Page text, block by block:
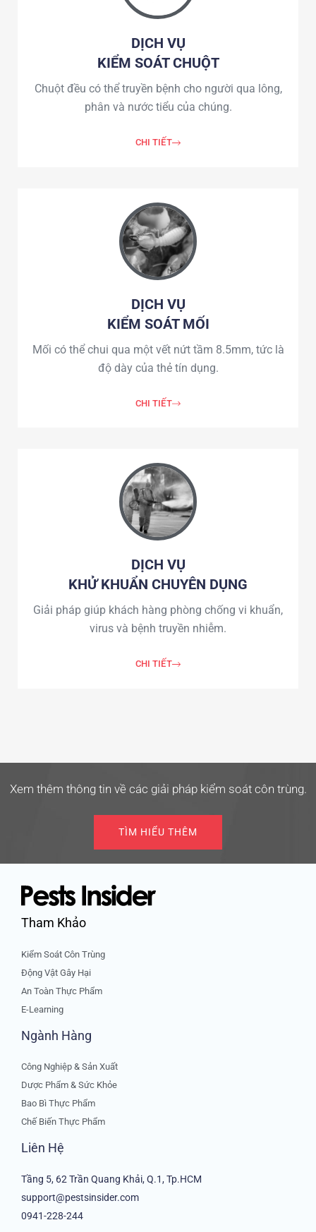
DỊCH VỤ
KIỂM SOÁT CHUỘT
Chuột đều có thể truyền bệnh cho người qua lông,
phân và nước tiểu của chúng.
CHI TIẾT
DỊCH VỤ
KIỂM SOÁT MỐI
Mối có thể chui qua một vết nứt tầm 8.5mm, tức là
độ dày của thẻ tín dụng.
CHI TIẾT
DỊCH VỤ
KHỬ KHUẨN CHUYÊN DỤNG
Giải pháp giúp khách hàng phòng chống vi khuẩn,
virus và bệnh truyền nhiễm.
CHI TIẾT
Xem thêm thông tin về các giải pháp kiểm soát côn trùng.
TÌM HIỂU THÊM
Tham Khảo
Kiểm Soát Côn Trùng
Động Vật Gây Hại
An Toàn Thực Phẩm
E-Learning
Ngành Hàng
Công Nghiệp & Sản Xuất
Dược Phẩm & Sức Khỏe
Bao Bì Thực Phẩm
Chế Biến Thực Phẩm
Liên Hệ
Tầng 5, 62 Trần Quang Khải, Q.1, Tp.HCM
support@pestsinsider.com
0941-228-244